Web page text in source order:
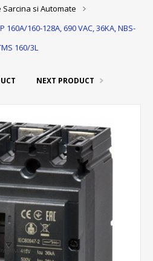
si Automate
160A/160-128A, 690 VAC, 36KA, NBS-
160/3L
NEXT PRODUCT